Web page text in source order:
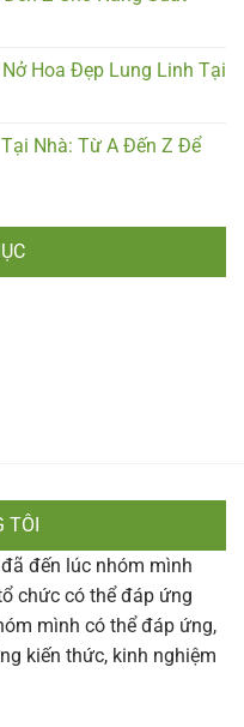
Hoa Đẹp Lung Linh Tại
Nhà: Từ A Đến Z Để
TÔI
đến lúc nhóm mình
chức có thể đáp ứng
mình có thể đáp ứng,
kiến thức, kinh nghiệm